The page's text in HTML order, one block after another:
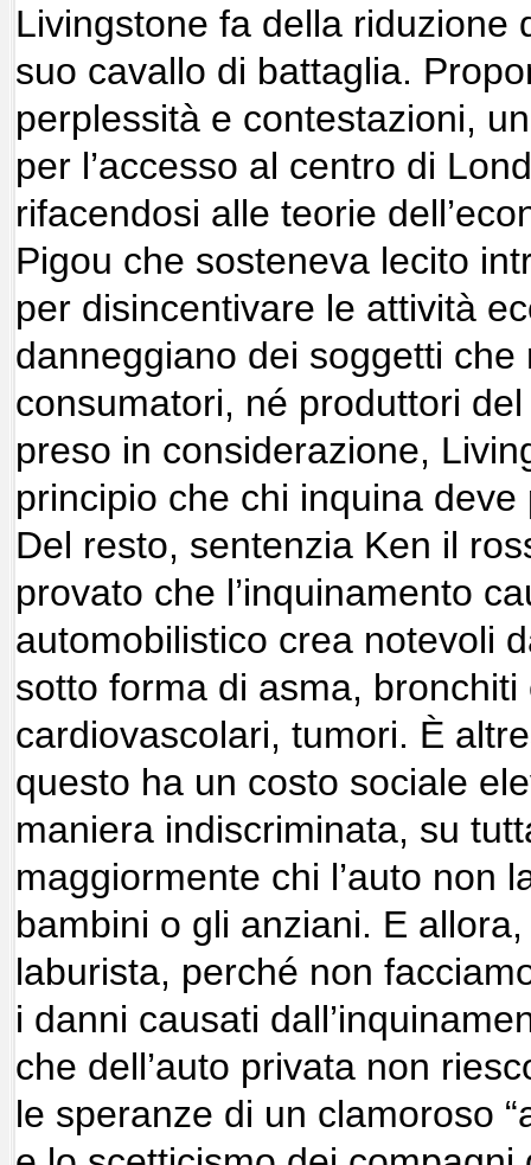
Livingstone fa della riduzione
suo cavallo di battaglia.
perplessità e contestazioni,
per l’accesso al centro di
rifacendosi alle teorie
Pigou che sosteneva lecito
per disincentivare le attività
danneggiano dei soggetti che
consumatori, né produttori
preso in considerazione,
principio che chi inquina
Del resto, sentenzia Ken il
provato che l’inquinamento
automobilistico crea notevoli
sotto forma di asma,
cardiovascolari, tumori. È
questo ha un costo sociale
maniera indiscriminata, su
maggiormente chi l’auto non
bambini o gli anziani. E
laburista, perché non
i danni causati
che dell’auto privata non
le speranze di un clamoroso